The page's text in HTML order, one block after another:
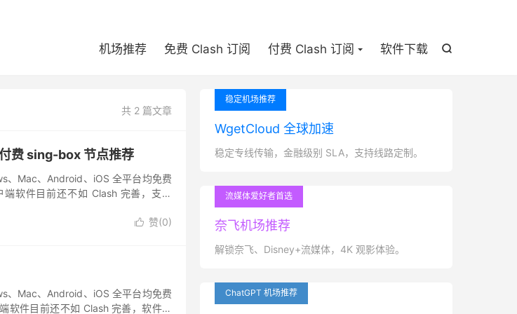

机场推荐 免费 Clash 订阅 付费 Clash 订阅 软件下载
共 2 篇文章
费 sing-box 节点推荐
、Mac、Android、iOS 全平台均免费
软件目前还不如 Clash 完善，支持
 赞(0)
、Mac、Android、iOS 全平台均免费
软件目前还不如 Clash 完善，软件内
稳定机场推荐
WgetCloud 全球加速
稳定专线传输，金融级别 SLA，支持线路定制。
流媒体爱好者首选
奈飞机场推荐
解锁奈飞、Disney+流媒体，4K 观影体验。
ChatGPT 机场推荐